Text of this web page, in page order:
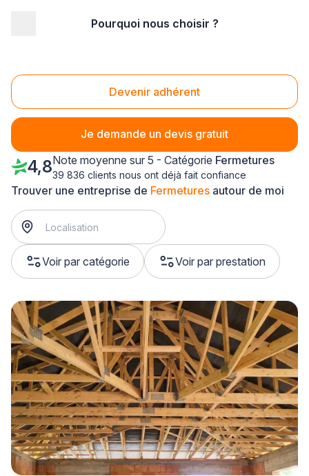
Pourquoi nous choisir ?
Devenir adhérent
Je demande un devis gratuit
Fermetures Rioz (70190)
Trouver une entreprise de Fermetures autour de moi
Voir par catégorie Voir par prestation
4,8Note moyenne sur 5 - Catégorie Fermetures
39 836 clients nous ont déjà fait confiance